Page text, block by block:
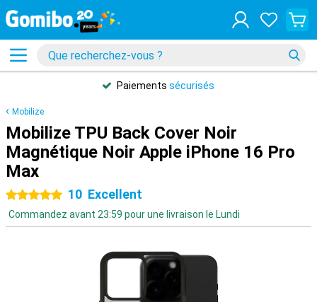
Paiements sécurisés
Mobilize
Mobilize TPU Back Cover Noir
Magnétique Noir Apple iPhone 16 Pro
Max
5 étoiles10 Excellent
Commandez avant 23:59 pour une livraison le Lundi